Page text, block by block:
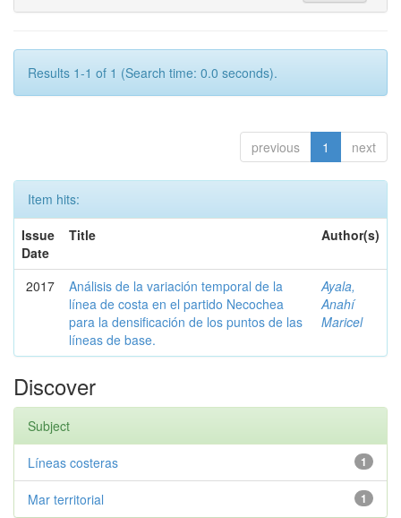
Results 1-1 of 1 (Search time: 0.0 seconds).
previous 1 next
Item hits:
Issue
Date
Title Author(s)
2017
Análisis de la variación temporal de la
línea de costa en el partido Necochea
para la densificación de los puntos de las
líneas de base.
Ayala,
Anahí
Maricel
Discover
Subject
1
Líneas costeras
1
Mar territorial